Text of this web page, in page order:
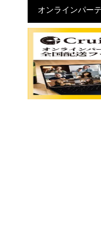
オンラインパー